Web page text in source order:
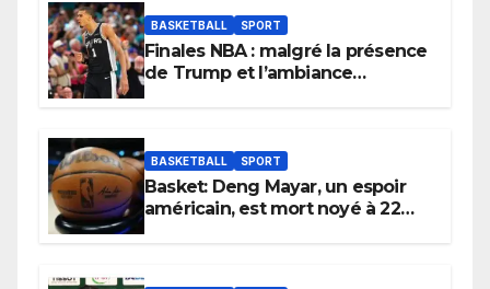
BASKETBALL SPORT
Finales NBA : malgré la présence
de Trump et l’ambiance
BASKETBALL SPORT
Basket: Deng Mayar, un espoir
américain, est mort noyé à 22